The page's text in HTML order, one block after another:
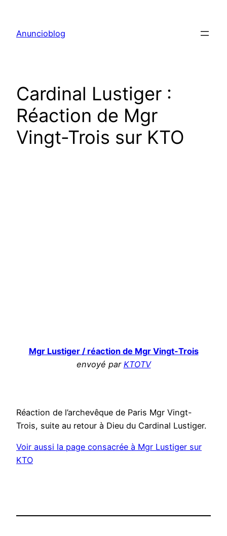
contenu
Anuncioblog
Cardinal Lustiger :
Réaction de Mgr
Vingt-Trois sur KTO
Mgr Lustiger / réaction de Mgr Vingt-Trois
envoyé par KTOTV
Réaction de l’archevêque de Paris Mgr Vingt-
Trois, suite au retour à Dieu du Cardinal Lustiger.
Voir aussi la page consacrée à Mgr Lustiger sur
KTO